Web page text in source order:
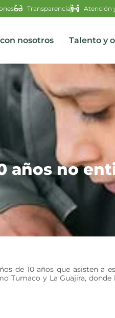
Transparencia Atención
nosotros Talento y
años no
de 10 años que asisten a
Tumaco y La Guajira, donde